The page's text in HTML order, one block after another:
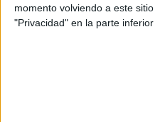
momento volviendo a este
"Privacidad" en la parte
Aceptolos Términos y